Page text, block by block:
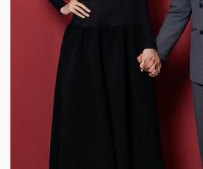
Tư vấn luật
Quân
Vũ khí
Phân